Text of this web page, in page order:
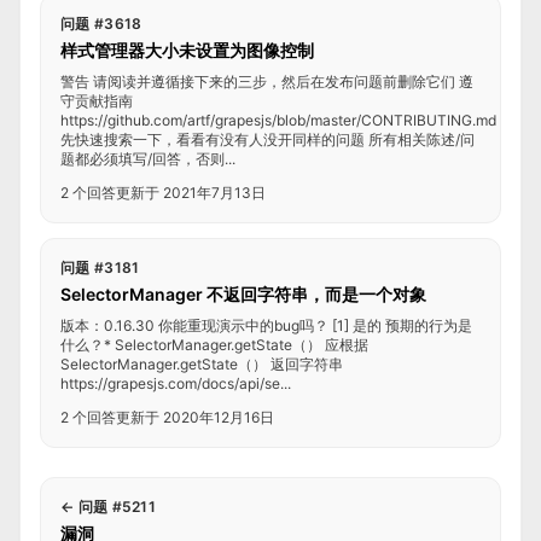
问题 #3618
样式管理器大小未设置为图像控制
警告 请阅读并遵循接下来的三步，然后在发布问题前删除它们 遵
守贡献指南
https://github.com/artf/grapesjs/blob/master/CONTRIBUTING.md
先快速搜索一下，看看有没有人没开同样的问题 所有相关陈述/问
题都必须填写/回答，否则...
2 个回答更新于 2021年7月13日
问题 #3181
SelectorManager 不返回字符串，而是一个对象
版本：0.16.30 你能重现演示中的bug吗？ [1] 是的 预期的行为是
什么？* SelectorManager.getState（） 应根据
SelectorManager.getState（） 返回字符串
https://grapesjs.com/docs/api/se...
2 个回答更新于 2020年12月16日
← 问题 #5211
漏洞